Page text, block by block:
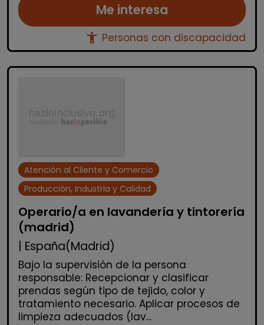
Me interesa
accessibility_new Personas con discapacidad
Atención al Cliente y Comercio
Producción, Industria y Calidad
Operario/a en lavandería y tintorería
(madrid)
| España(Madrid)
Bajo la supervisión de la persona
responsable: Recepcionar y clasificar
prendas según tipo de tejido, color y
tratamiento necesario. Aplicar procesos de
limpieza adecuados (lav...